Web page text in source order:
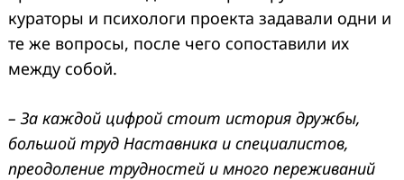
кураторы и психологи проекта задавали одни и
те же вопросы, после чего сопоставили их
между собой.
– За каждой цифрой стоит история дружбы,
большой труд Наставника и специалистов,
преодоление трудностей и много переживаний